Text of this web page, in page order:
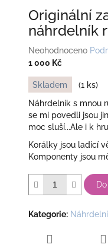
Originální
náhrdelník
Průměrné
hodnocení
je
0,0
z
5
hvězdiček.
Neohodnoceno
1 000 Kč
Měrná
cena:
Skladem
(1 ks)
Náhrdelník s mnou
se mi povedli jsou
moc sluší...Ale i k
Korálky jsou ladící
Komponenty jsou
Kategorie: